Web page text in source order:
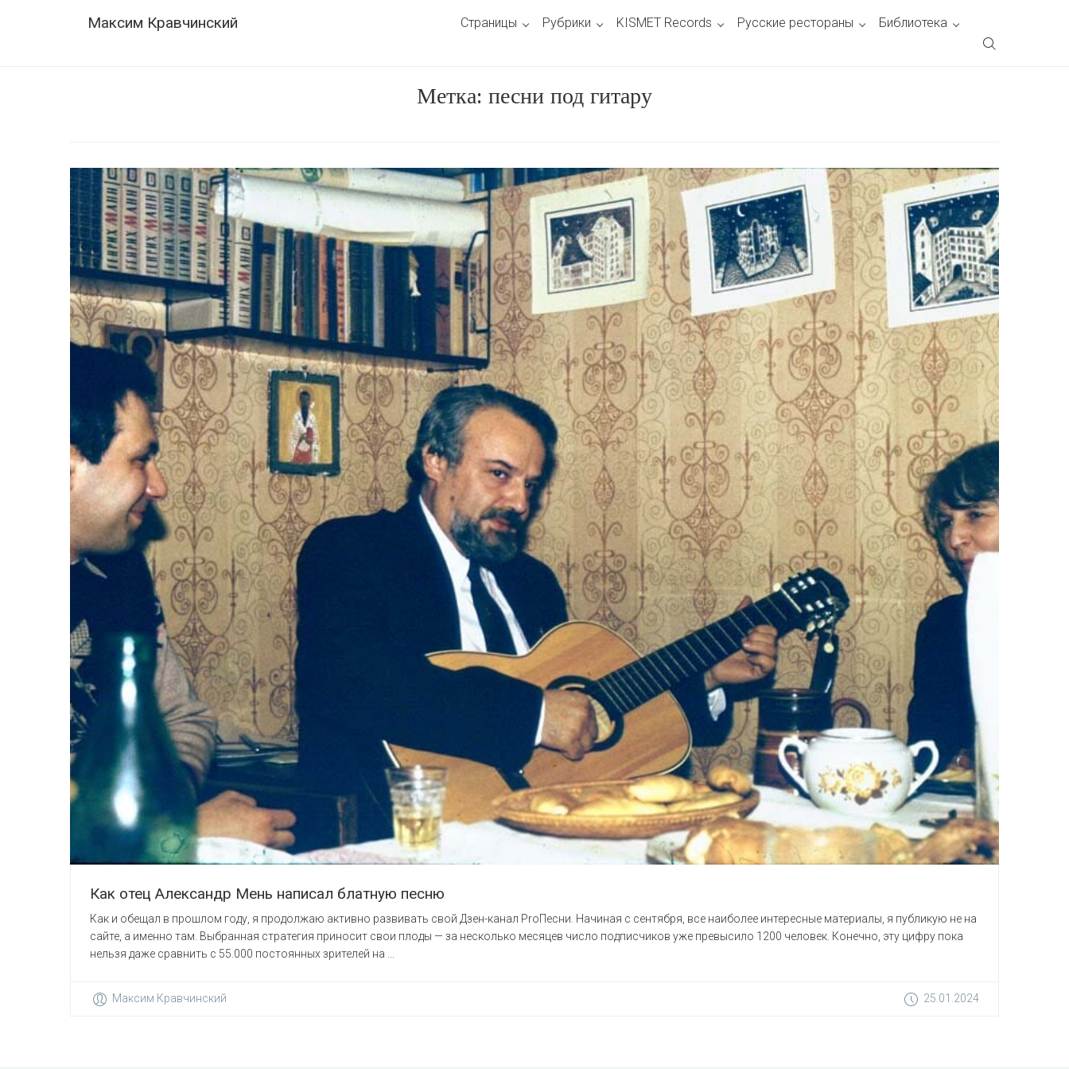
Максим Кравчинский
Navigation
Страницы Рубрики KISMET Records Русские рестораны Библиотека
Метка: песни под гитару
Как отец Александр Мень написал блатную песню
Как и обещал в прошлом году, я продолжаю активно развивать свой Дзен-канал ProПесни. Начиная с сентября, все наиболее интересные материалы, я публикую не на
сайте, а именно там. Выбранная стратегия приносит свои плоды — за несколько месяцев число подписчиков уже превысило 1200 человек. Конечно, эту цифру пока
нельзя даже сравнить с 55.000 постоянных зрителей на ...
Максим Кравчинский 25.01.2024